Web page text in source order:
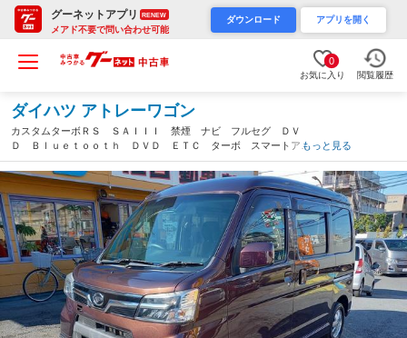
グーネットアプリ RENEW
メアド不要で問い合わせ可能
ダウンロード アプリを開く
0
お気に入り 閲覧履歴
ダイハツ アトレーワゴン
カスタムターボＲＳ ＳＡＩＩＩ 禁煙 ナビ フルセグ ＤＶ
Ｄ Ｂｌｕｅｔｏｏｔｈ ＤＶＤ ＥＴＣ ターボ スマートアシ
スト３ 両側スライドドア 純正アルミ サイドバイザー キーレ
ス 電動格納ミラー ＬＥＤヘッドライト フォグ エアロ（千葉
県）
もっと見る